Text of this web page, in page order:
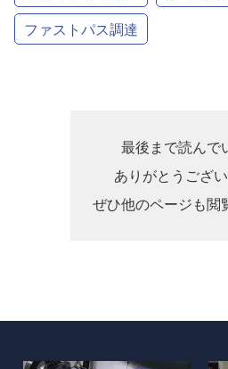
ファストパス調達
最後まで読んで
ありがとうござい
ぜひ他のページも閲